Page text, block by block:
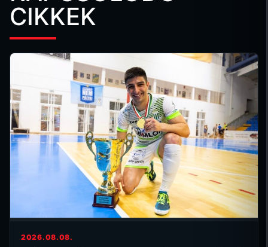
CIKKEK
2026.08.08.